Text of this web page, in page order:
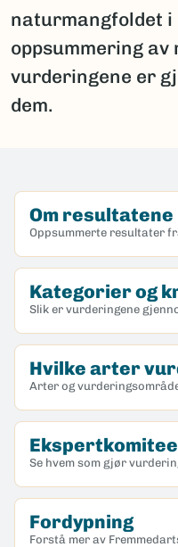
naturmangfoldet i
oppsummering
vurderingene er
dem.
Om resultatene
Oppsummerte resultater
Kategorier og
Slik er vurderingene
Hvilke arter
Arter og
Se hvem som gjør
Fordypning
Forstå mer av